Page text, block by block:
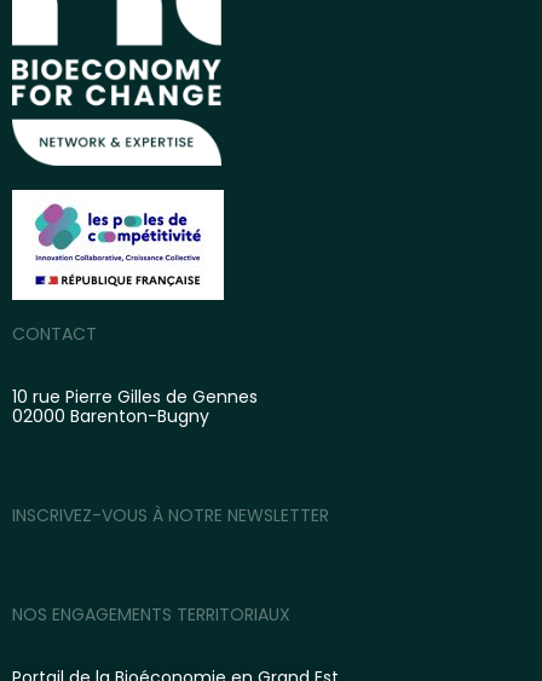
CONTACT
10 rue Pierre Gilles de Gennes
02000 Barenton-Bugny
INSCRIVEZ-VOUS À NOTRE NEWSLETTER
NOS ENGAGEMENTS TERRITORIAUX